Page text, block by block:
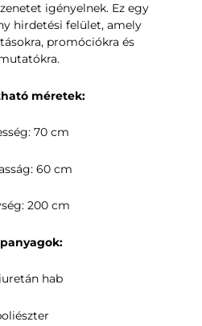
igényelnek. Ez egy
hirdetési felület, amely
promóciókra és
méretek:
70 cm
60 cm
200 cm
hab